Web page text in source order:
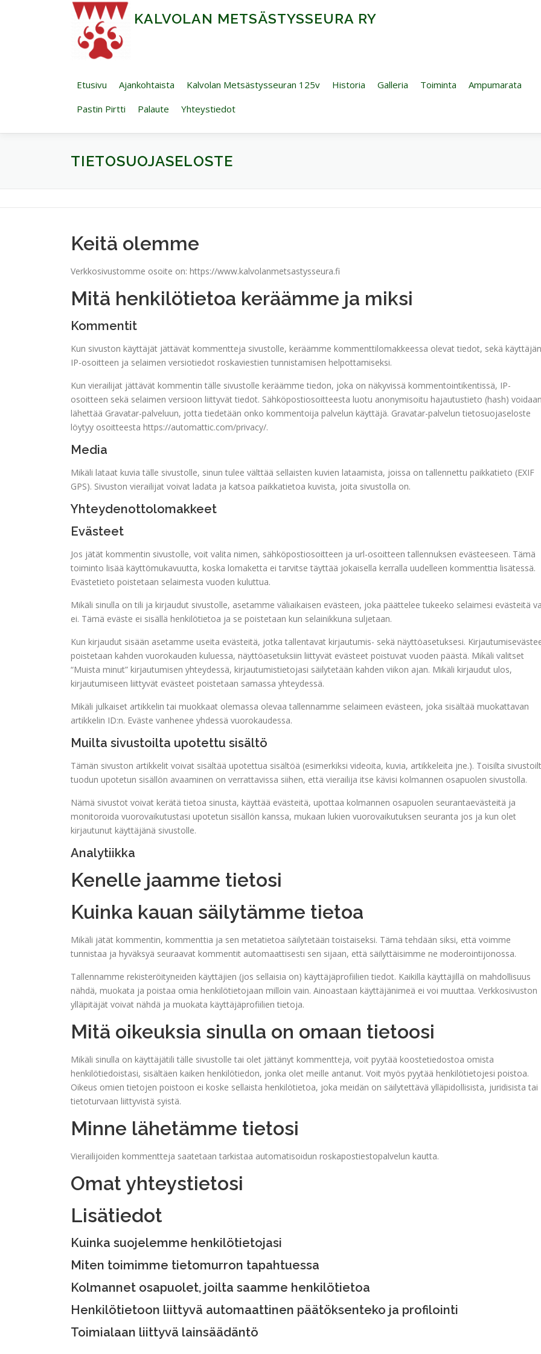
KALVOLAN METSÄSTYSSEURA RY
Etusivu Ajankohtaista Kalvolan Metsästysseuran 125v Historia Galleria Toiminta
Ampumarata
Pastin Pirtti
Palaute Yhteystiedot
TIETOSUOJASELOSTE
Keitä olemme
Verkkosivustomme osoite on: https://www.kalvolanmetsastysseura.fi
Mitä henkilötietoa keräämme ja miksi
Kommentit
Kun sivuston käyttäjät jättävät kommentteja sivustolle, keräämme kommenttilomakkeessa olevat tiedot, sekä käyttäjän
IP-osoitteen ja selaimen versiotiedot roskaviestien tunnistamisen helpottamiseksi.
Kun vierailijat jättävät kommentin tälle sivustolle keräämme tiedon, joka on näkyvissä kommentointikentissä, IP-
osoitteen sekä selaimen versioon liittyvät tiedot. Sähköpostiosoitteesta luotu anonymisoitu hajautustieto (hash) voidaan
lähettää Gravatar-palveluun, jotta tiedetään onko kommentoija palvelun käyttäjä. Gravatar-palvelun tietosuojaseloste
löytyy osoitteesta https://automattic.com/privacy/.
Media
Mikäli lataat kuvia tälle sivustolle, sinun tulee välttää sellaisten kuvien lataamista, joissa on tallennettu paikkatieto (EXIF
GPS). Sivuston vierailijat voivat ladata ja katsoa paikkatietoa kuvista, joita sivustolla on.
Yhteydenottolomakkeet
Evästeet
Jos jätät kommentin sivustolle, voit valita nimen, sähköpostiosoitteen ja url-osoitteen tallennuksen evästeeseen. Tämä
toiminto lisää käyttömukavuutta, koska lomaketta ei tarvitse täyttää jokaisella kerralla uudelleen kommenttia lisätessä.
Evästetieto poistetaan selaimesta vuoden kuluttua.
Mikäli sinulla on tili ja kirjaudut sivustolle, asetamme väliaikaisen evästeen, joka päättelee tukeeko selaimesi evästeitä
ei. Tämä eväste ei sisällä henkilötietoa ja se poistetaan kun selainikkuna suljetaan.
Kun kirjaudut sisään asetamme useita evästeitä, jotka tallentavat kirjautumis- sekä näyttöasetuksesi.
poistetaan kahden vuorokauden kuluessa, näyttöasetuksiin liittyvät evästeet poistuvat vuoden päästä. Mikäli valitset
“Muista minut” kirjautumisen yhteydessä, kirjautumistietojasi säilytetään kahden viikon ajan. Mikäli kirjaudut ulos,
kirjautumiseen liittyvät evästeet poistetaan samassa yhteydessä.
Mikäli julkaiset artikkelin tai muokkaat olemassa olevaa tallennamme selaimeen evästeen, joka sisältää muokattavan
artikkelin ID:n. Eväste vanhenee yhdessä vuorokaudessa.
Muilta sivustoilta upotettu sisältö
Tämän sivuston artikkelit voivat sisältää upotettua sisältöä (esimerkiksi videoita, kuvia, artikkeleita jne.). Toisilta
tuodun upotetun sisällön avaaminen on verrattavissa siihen, että vierailija itse kävisi kolmannen osapuolen sivustolla.
Nämä sivustot voivat kerätä tietoa sinusta, käyttää evästeitä, upottaa kolmannen osapuolen seurantaevästeitä ja
monitoroida vuorovaikutustasi upotetun sisällön kanssa, mukaan lukien vuorovaikutuksen seuranta jos ja kun olet
kirjautunut käyttäjänä sivustolle.
Analytiikka
Kenelle jaamme tietosi
Kuinka kauan säilytämme tietoa
Mikäli jätät kommentin, kommenttia ja sen metatietoa säilytetään toistaiseksi. Tämä tehdään siksi, että voimme
tunnistaa ja hyväksyä seuraavat kommentit automaattisesti sen sijaan, että säilyttäisimme ne moderointijonossa.
Tallennamme rekisteröityneiden käyttäjien (jos sellaisia on) käyttäjäprofiilien tiedot. Kaikilla käyttäjillä on mahdollisuus
nähdä, muokata ja poistaa omia henkilötietojaan milloin vain. Ainoastaan käyttäjänimeä ei voi muuttaa. Verkkosivuston
ylläpitäjät voivat nähdä ja muokata käyttäjäprofiilien tietoja.
Mitä oikeuksia sinulla on omaan tietoosi
Mikäli sinulla on käyttäjätili tälle sivustolle tai olet jättänyt kommentteja, voit pyytää koostetiedostoa omista
henkilötiedoistasi, sisältäen kaiken henkilötiedon, jonka olet meille antanut. Voit myös pyytää henkilötietojesi poistoa.
Oikeus omien tietojen poistoon ei koske sellaista henkilötietoa, joka meidän on säilytettävä ylläpidollisista, juridisista tai
tietoturvaan liittyvistä syistä.
Minne lähetämme tietosi
Vierailijoiden kommentteja saatetaan tarkistaa automatisoidun roskapostiestopalvelun kautta.
Omat yhteystietosi
Lisätiedot
Kuinka suojelemme henkilötietojasi
Miten toimimme tietomurron tapahtuessa
Kolmannet osapuolet, joilta saamme henkilötietoa
Henkilötietoon liittyvä automaattinen päätöksenteko ja profilointi
Toimialaan liittyvä lainsäädäntö